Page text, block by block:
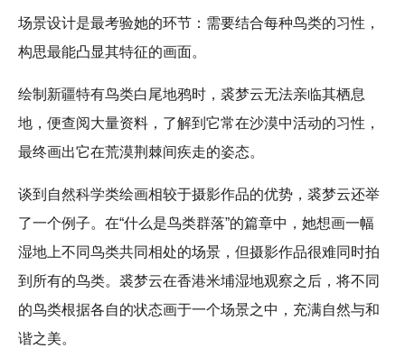
场景设计是最考验她的环节：需要结合每种鸟类的习性，
构思最能凸显其特征的画面。
绘制新疆特有鸟类白尾地鸦时，裘梦云无法亲临其栖息
地，便查阅大量资料，了解到它常在沙漠中活动的习性，
最终画出它在荒漠荆棘间疾走的姿态。
谈到自然科学类绘画相较于摄影作品的优势，裘梦云还举
了一个例子。在“什么是鸟类群落”的篇章中，她想画一幅
湿地上不同鸟类共同相处的场景，但摄影作品很难同时拍
到所有的鸟类。裘梦云在香港米埔湿地观察之后，将不同
的鸟类根据各自的状态画于一个场景之中，充满自然与和
谐之美。